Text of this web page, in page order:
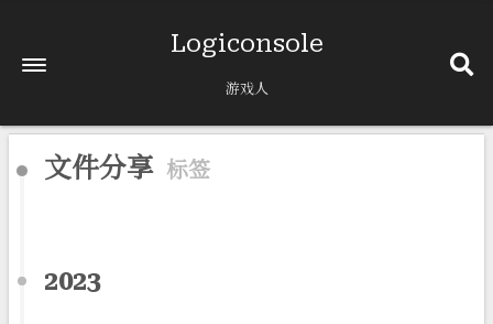
Logiconsole
游戏人
文件分享 标签
2023